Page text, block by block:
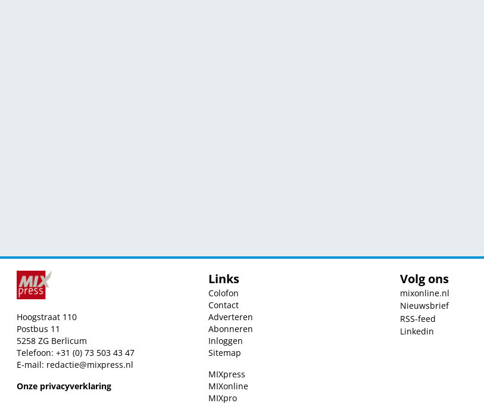
Hoogstraat 110
Postbus 11
5258 ZG Berlicum
Telefoon: +31 (0) 73 503 43 47
E-mail: redactie@mixpress.nl
Onze privacyverklaring
Links
Colofon
Contact
Adverteren
Abonneren
Inloggen
Sitemap
MIXpress
MIXonline
MIXpro
Volg ons
mixonline.nl
Nieuwsbrief
RSS-feed
Linkedin